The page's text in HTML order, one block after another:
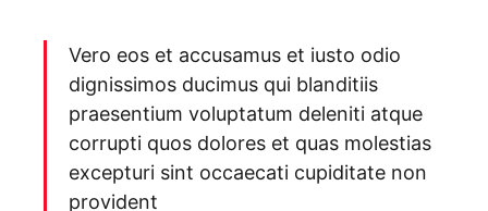
Vero eos et accusamus et iusto odio
dignissimos ducimus qui blanditiis
praesentium voluptatum deleniti atque
corrupti quos dolores et quas molestias
excepturi sint occaecati cupiditate non
provident